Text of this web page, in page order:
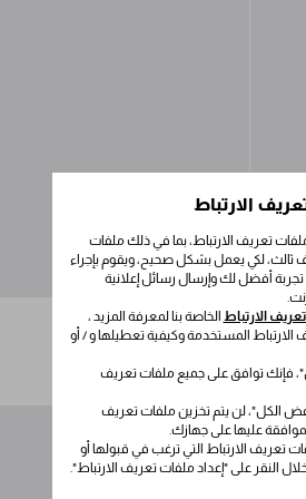
الارتباط
تعريف الارتباط، بما في ذلك ملفات
لكي يعمل بشكل صحيح، ويقوم بإجراء
تجربة أفضل لك وإرسال رسائل إعلانية
الارتباط الخاصة بنا لمعرفة المزيد ،
المستخدمة وكيفية تعطيلها و / أو
فإنك توافق على جميع ملفات تعريف
الكل"، لن يتم تخزين ملفات تعريف
عليها على جهازك.
تعريف الارتباط التي ترغب في قبولها أو
النقر على "إعداد ملفات تعريف الارتباط".
ربطة عنق من الساتان
AED 1,200